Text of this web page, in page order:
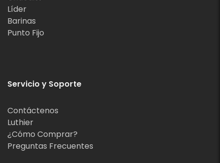
Líder
Barinas
Punto Fijo
Servicio y Soporte
Contáctenos
Luthier
¿Cómo Comprar?
Preguntas Frecuentes